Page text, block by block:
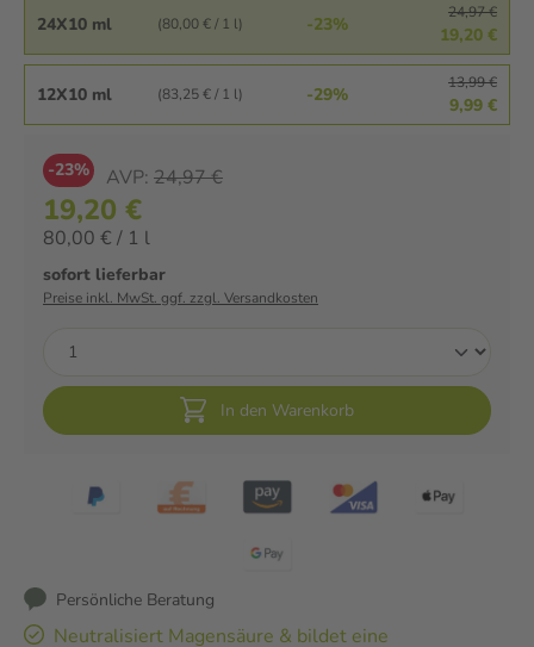
24X10 ml (80,00 € / 1 l) -23%
24,97 €
19,20 €
12X10 ml (83,25 € / 1 l) -29%
13,99 €
9,99 €
-23% AVP: 24,97 €
19,20 €
80,00 € / 1 l
sofort lieferbar
Preise inkl. MwSt. ggf. zzgl. Versandkosten
In den Warenkorb
Persönliche Beratung
Neutralisiert Magensäure & bildet eine